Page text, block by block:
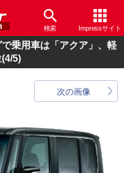
検索 Impressサイト
乗用車は「アクア」、軽
(4/5)
次の画像